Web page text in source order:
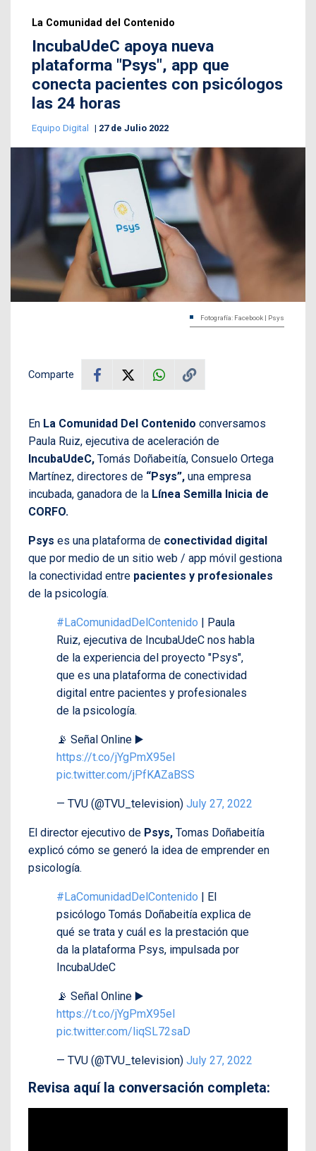
La Comunidad del Contenido
IncubaUdeC apoya nueva
plataforma "Psys", app que
conecta pacientes con psicólogos
las 24 horas
Equipo Digital 27 de Julio 2022
Fotografía: Facebook | Psys
Comparte
En La Comunidad Del Contenido conversamos
Paula Ruiz, ejecutiva de aceleración de
IncubaUdeC, Tomás Doñabeitía, Consuelo Ortega
Martínez, directores de “Psys”, una empresa
incubada, ganadora de la Línea Semilla Inicia de
CORFO.
Psys es una plataforma de conectividad digital
que por medio de un sitio web / app móvil gestiona
la conectividad entre pacientes y profesionales
de la psicología.
#LaComunidadDelContenido | Paula
Ruiz, ejecutiva de IncubaUdeC nos habla
de la experiencia del proyecto "Psys",
que es una plataforma de conectividad
digital entre pacientes y profesionales
de la psicología.
📡 Señal Online ▶️
https://t.co/jYgPmX95eI
pic.twitter.com/jPfKAZaBSS
— TVU (@TVU_television) July 27, 2022
El director ejecutivo de Psys, Tomas Doñabeitía
explicó cómo se generó la idea de emprender en
psicología.
#LaComunidadDelContenido | El
psicólogo Tomás Doñabeitía explica de
qué se trata y cuál es la prestación que
da la plataforma Psys, impulsada por
IncubaUdeC
📡 Señal Online ▶️
https://t.co/jYgPmX95eI
pic.twitter.com/liqSL72saD
— TVU (@TVU_television) July 27, 2022
Revisa aquí la conversación completa: